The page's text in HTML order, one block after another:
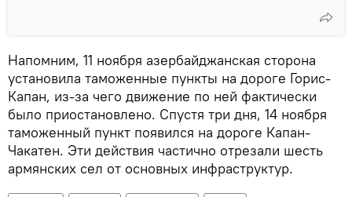
Напомним, 11 ноября азербайджанская сторона
установила таможенные пункты на дороге Горис-
Капан, из-за чего движение по ней фактически
было приостановлено. Спустя три дня, 14 ноября
таможенный пункт появился на дороге Капан-
Чакатен. Эти действия частично отрезали шесть
армянских сел от основных инфраструктур.